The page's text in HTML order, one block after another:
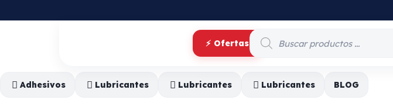
⚡ Ofertas
Adhesivos Lubricantes Lubricantes Lubricantes BLOG